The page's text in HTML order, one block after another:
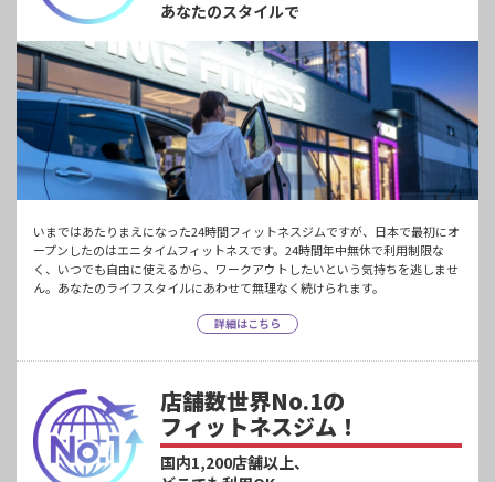
あなたのスタイルで
いまではあたりまえになった24時間フィットネスジムですが、日本で最初にオ
ープンしたのはエニタイムフィットネスです。24時間年中無休で利用制限な
く、いつでも自由に使えるから、ワークアウトしたいという気持ちを逃しませ
ん。あなたのライフスタイルにあわせて無理なく続けられます。
詳細はこちら
店舗数世界No.1の
フィットネスジム！
国内1,200店舗以上、